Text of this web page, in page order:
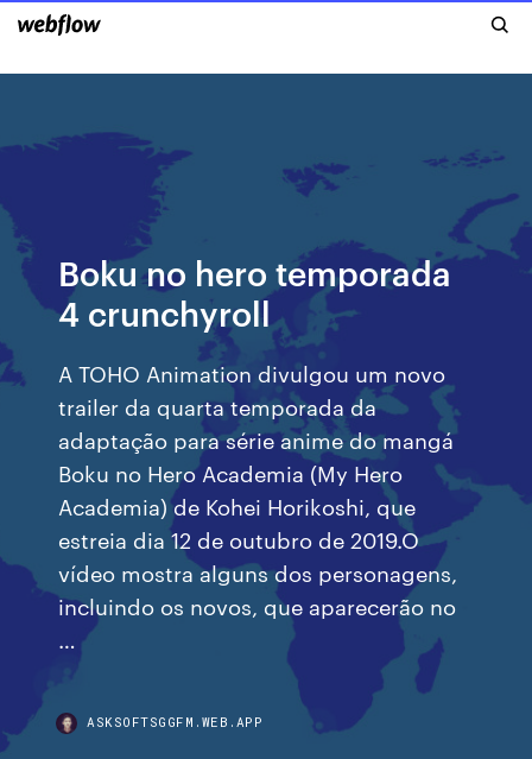
Boku no hero temporada
4 crunchyroll
A TOHO Animation divulgou um novo
trailer da quarta temporada da
adaptação para série anime do mangá
Boku no Hero Academia (My Hero
Academia) de Kohei Horikoshi, que
estreia dia 12 de outubro de 2019.O
vídeo mostra alguns dos personagens,
incluindo os novos, que aparecerão no
…
ASKSOFTSGGFM.WEB.APP